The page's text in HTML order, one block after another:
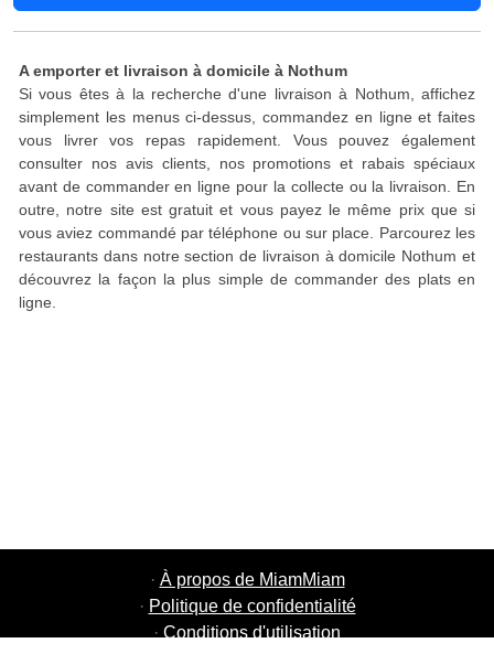
A emporter et livraison à domicile à Nothum
Si vous êtes à la recherche d'une livraison à Nothum, affichez
simplement les menus ci-dessus, commandez en ligne et faites
vous livrer vos repas rapidement. Vous pouvez également
consulter nos avis clients, nos promotions et rabais spéciaux
avant de commander en ligne pour la collecte ou la livraison. En
outre, notre site est gratuit et vous payez le même prix que si
vous aviez commandé par téléphone ou sur place. Parcourez les
restaurants dans notre section de livraison à domicile Nothum et
découvrez la façon la plus simple de commander des plats en
ligne.
· À propos de MiamMiam
· Politique de confidentialité
· Conditions d'utilisation